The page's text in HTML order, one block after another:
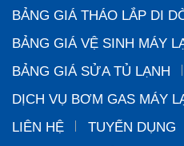
BẢNG GIÁ THÁO LẮP DI
BẢNG GIÁ VỆ SINH MÁY
BẢNG GIÁ SỬA TỦ LẠNH
DỊCH VỤ BƠM GAS MÁY
LIÊN HỆ
TUYỂN DỤNG